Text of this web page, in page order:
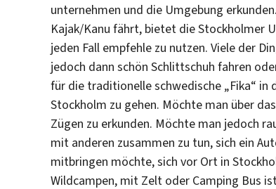
unternehmen und die Umgebung
Kajak/Kanu fährt, bietet die Stockholmer
jeden Fall empfehle zu nutzen. Viele der
jedoch dann schön Schlittschuh fahren
für die traditionelle schwedische „Fika“
Stockholm zu gehen. Möchte man über
Zügen zu erkunden. Möchte man jedoch
mit anderen zusammen zu tun, sich ein
mitbringen möchte, sich vor Ort in
Wildcampen, mit Zelt oder Camping Bus